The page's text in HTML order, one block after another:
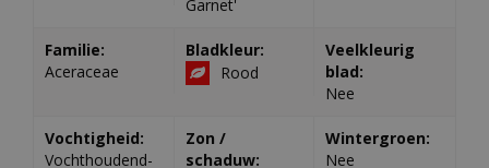
Garnet'
Familie:
Aceraceae
Bladkleur:
Rood
Veelkleurig
blad:
Nee
Vochtigheid:
Vochthoudend-
Zon /
schaduw:
Wintergroen:
Nee